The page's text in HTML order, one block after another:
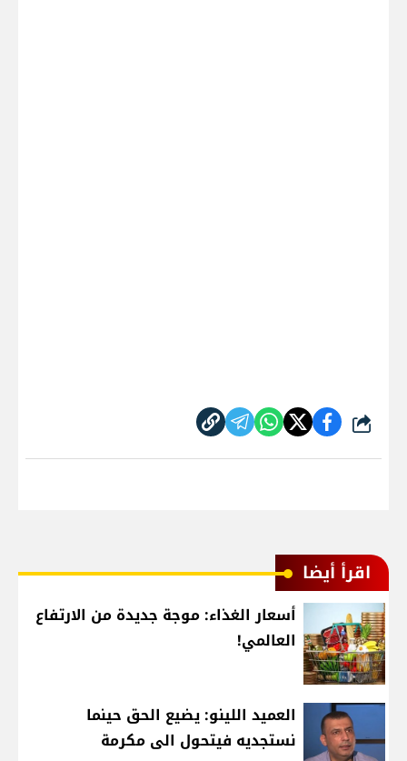
شارك
اقرأ أيضا
أسعار الغذاء: موجة جديدة من الارتفاع
العالمي!
العميد اللينو: يضيع الحق حينما
نستجديه فيتحول الى مكرمة